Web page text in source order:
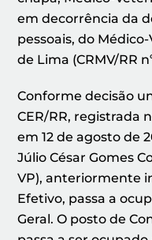
em decorrência da
pessoais, do
de Lima (CRMV/RR
Conforme decisão
CER/RR, registrada
em 12 de agosto de
Júlio César Gomes
VP), anteriormente
Efetivo, passa a
Geral. O posto de